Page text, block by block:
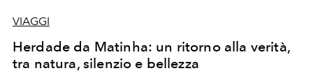
VIAGGI
Herdade da Matinha: un ritorno alla verità,
tra natura, silenzio e bellezza